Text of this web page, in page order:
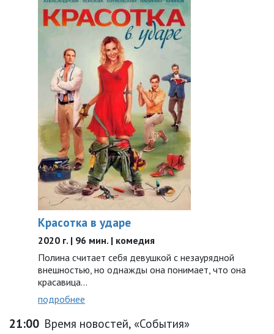
Красотка в ударе
2020 г. | 96 мин. | комедия
Полина считает себя девушкой с незаурядной
внешностью, но однажды она понимает, что она
красавица…
подробнее
21:00 Время новостей, «События»